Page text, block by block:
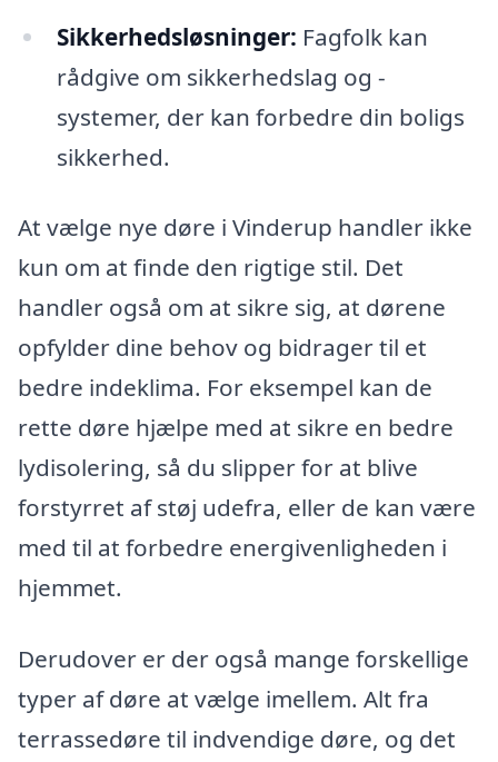
Sikkerhedsløsninger: Fagfolk kan
rådgive om sikkerhedslag og -
systemer, der kan forbedre din boligs
sikkerhed.
At vælge nye døre i Vinderup handler ikke
kun om at finde den rigtige stil. Det
handler også om at sikre sig, at dørene
opfylder dine behov og bidrager til et
bedre indeklima. For eksempel kan de
rette døre hjælpe med at sikre en bedre
lydisolering, så du slipper for at blive
forstyrret af støj udefra, eller de kan være
med til at forbedre energivenligheden i
hjemmet.
Derudover er der også mange forskellige
typer af døre at vælge imellem. Alt fra
terrassedøre til indvendige døre, og det